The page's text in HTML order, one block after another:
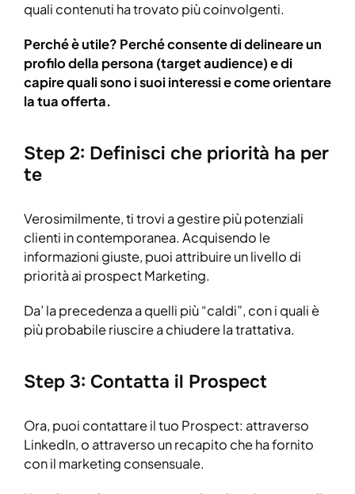
quali contenuti ha trovato più coinvolgenti.
Perché è utile? Perché consente di delineare un
profilo della persona (target audience) e di
capire quali sono i suoi interessi e come orientare
la tua offerta.
Step 2: Definisci che priorità ha per
te
Verosimilmente, ti trovi a gestire più potenziali
clienti in contemporanea. Acquisendo le
informazioni giuste, puoi attribuire un livello di
priorità ai prospect Marketing.
Da’ la precedenza a quelli più “caldi”, con i quali è
più probabile riuscire a chiudere la trattativa.
Step 3: Contatta il Prospect
Ora, puoi contattare il tuo Prospect: attraverso
LinkedIn, o attraverso un recapito che ha fornito
con il marketing consensuale.